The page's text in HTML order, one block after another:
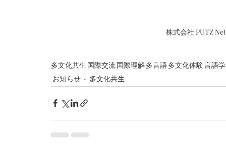
株式会社 PUTZ
多文化共生 国際交流国際理解多言語多文化体験言語
お知らせ
多文化共生